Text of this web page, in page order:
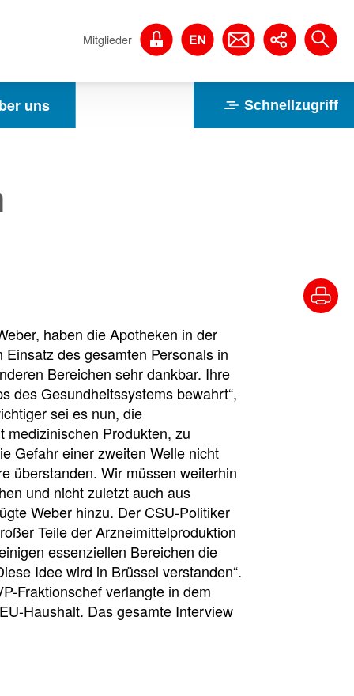
Mitglieder
uns Schnellzugriff
haben die Apotheken in der
des gesamten Personals in
Bereichen sehr dankbar. Ihre
des Gesundheitssystems bewahrt“,
sei es nun, die
medizinischen Produkten, zu
Gefahr einer zweiten Welle nicht
überstanden. Wir müssen weiterhin
und nicht zuletzt auch aus
Weber hinzu. Der CSU-Politiker
Teile der Arzneimittelproduktion
essenziellen Bereichen die
Idee wird in Brüssel verstanden“.
Fraktionschef verlangte in dem
Haushalt. Das gesamte Interview